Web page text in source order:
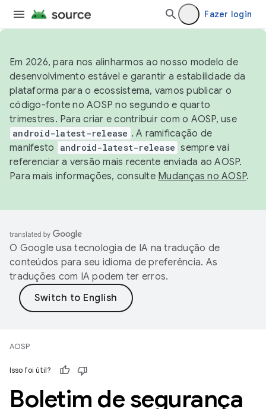
Fazer login
Em 2026, para nos alinharmos ao nosso modelo de
desenvolvimento estável e garantir a estabilidade da
plataforma para o ecossistema, vamos publicar o
código-fonte no AOSP no segundo e quarto
trimestres. Para criar e contribuir com o AOSP, use
android-latest-release . A ramificação de
manifesto
android-latest-release sempre vai
referenciar a versão mais recente enviada ao AOSP.
Para mais informações, consulte Mudanças no AOSP.
O Google usa tecnologia de IA na tradução de
conteúdos para seu idioma de preferência. As
traduções com IA podem ter erros.
AOSP
Isso foi útil?
Boletim de segurança